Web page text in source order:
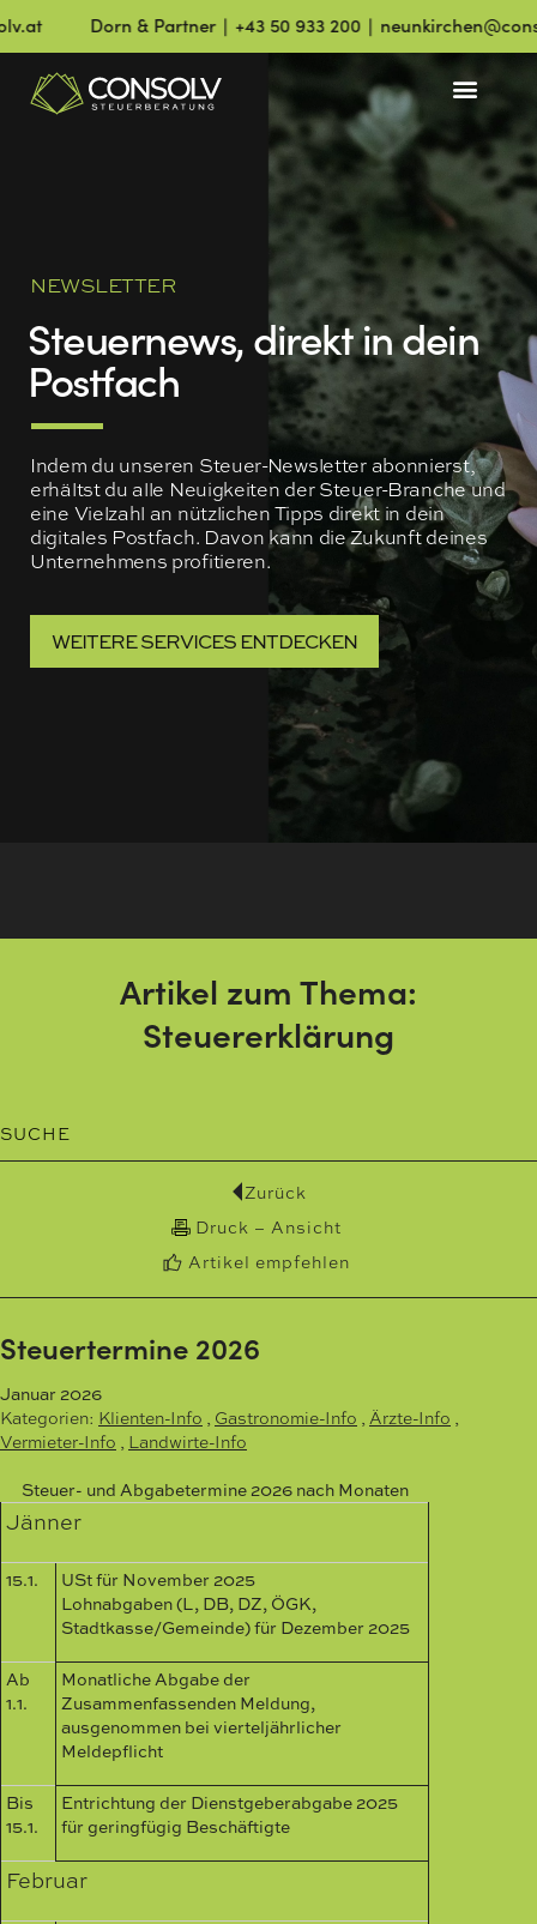
Dorn & Partner ∣ +43 50 933 200 ∣
NEWSLETTER
Steuernews, direkt in dein
Postfach
Indem du unseren Steuer-Newsletter abonnierst,
erhältst du alle Neuigkeiten der Steuer-Branche und
eine Vielzahl an nützlichen Tipps direkt in dein
digitales Postfach. Davon kann die Zukunft deines
Unternehmens profitieren.
WEITERE SERVICES ENTDECKEN
Artikel zum Thema:
Steuererklärung
SUCHE
Zurück
Druck – Ansicht
Artikel empfehlen
Steuertermine 2026
Januar 2026
Kategorien: Klienten-Info , Gastronomie-Info , Ärzte-Info ,
Vermieter-Info , Landwirte-Info
Steuer- und Abgabetermine 2026 nach Monaten
Jänner
15.1.
USt für November 2025
Lohnabgaben (L, DB, DZ, ÖGK,
Stadtkasse/Gemeinde) für Dezember 2025
Ab
1.1.
Monatliche Abgabe der
Zusammenfassenden Meldung,
ausgenommen bei vierteljährlicher
Meldepflicht
Bis
15.1.
Entrichtung der Dienstgeberabgabe 2025
für geringfügig Beschäftigte
Februar